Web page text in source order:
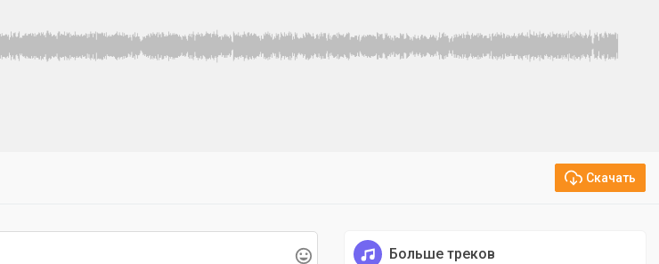
Скачать
Больше треков